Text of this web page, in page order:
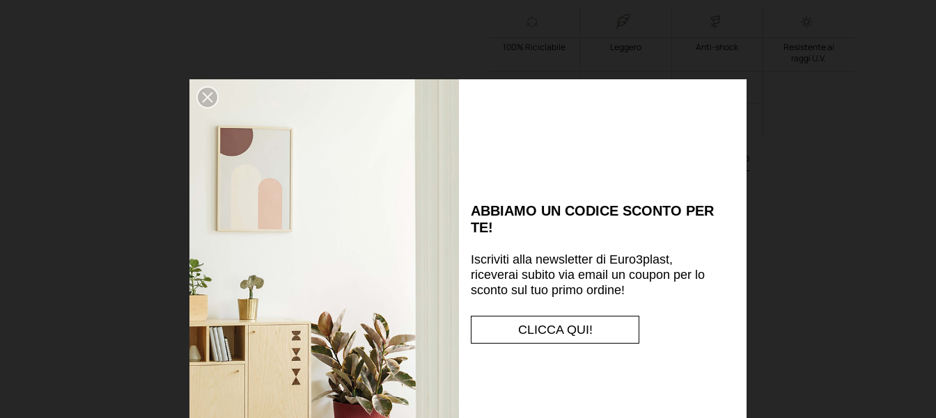
100% Riciclabile Leggero Anti-shock
Resistente ai
raggi U.V.
informazioni sul prodotto
Potrebbe piacerti anche
ABBIAMO UN CODICE SCONTO PER
TE!
Iscriviti alla newsletter di Euro3plast,
riceverai subito via email un coupon per lo
sconto sul tuo primo ordine!
CLICCA QUI!